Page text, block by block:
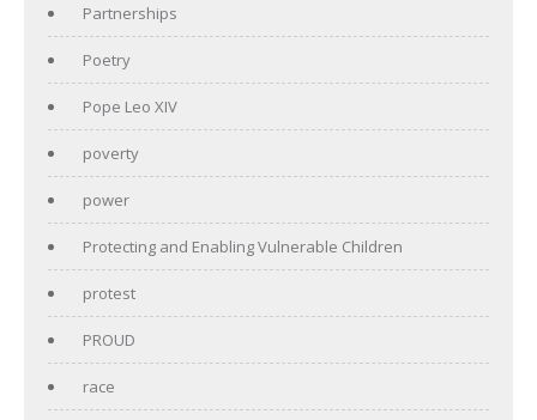
Partnerships
Poetry
Pope Leo XIV
poverty
power
Protecting and Enabling Vulnerable Children
protest
PROUD
race